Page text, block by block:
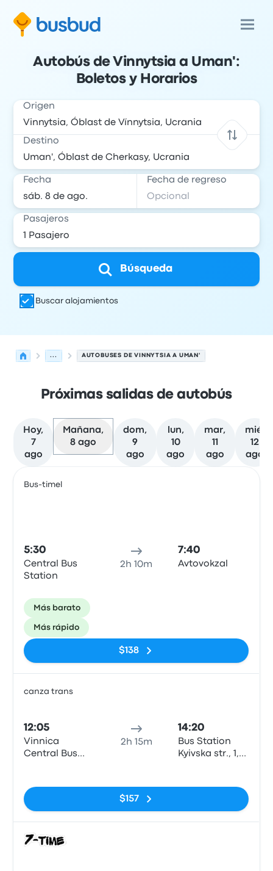
Autobús de Vinnytsia a Uman':
Boletos y Horarios
Origen
Destino
Fecha Fecha de regreso
Pasajeros
Búsqueda
Buscar alojamientos
... AUTOBUSES DE VINNYTSIA A UMAN'
Próximas salidas de autobús
Hoy,
7
ago
Mañana,
8 ago
dom,
9
ago
lun,
10
ago
mar,
11
ago
mié,
12
ago
Bus-timel
5:30
Central Bus
Station
2h 10m
7:40
Avtovokzal
Más barato
Más rápido
$138
canza trans
12:05
Vinnica
Central Bus
2h 15m
14:20
Bus Station
Kyivska str., 1,
$157